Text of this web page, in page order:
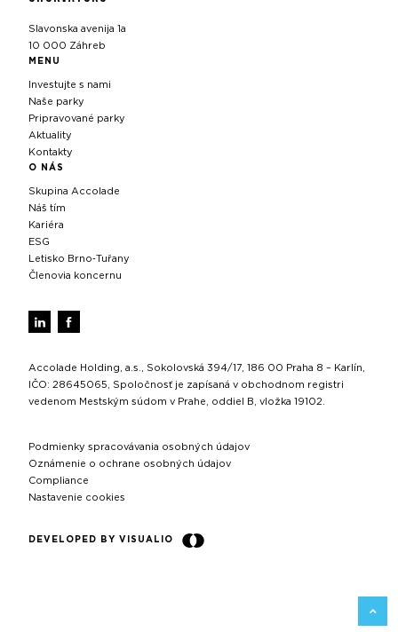
Slavonska avenija 1a
10 000 Záhreb
MENU
Investujte s nami
Naše parky
Pripravované parky
Aktuality
Kontakty
O NÁS
Skupina Accolade
Náš tím
Kariéra
ESG
Letisko Brno‑Tuřany
Členovia koncernu
Accolade Holding, a.s., Sokolovská 394/17, 186 00 Praha 8 – Karlín,
IČO: 28645065, Spoločnosť je zapísaná v obchodnom registri
vedenom Mestským súdom v Prahe, oddiel B, vložka 19102.
Podmienky spracovávania osobných údajov
Oznámenie o ochrane osobných údajov
Compliance
Nastavenie cookies
DEVELOPED BY VISUALIO
SPÄŤ